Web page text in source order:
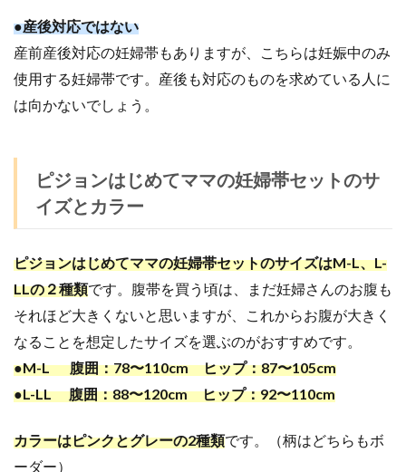
●産後対応ではない
産前産後対応の妊婦帯もありますが、こちらは妊娠中のみ
使用する妊婦帯です。産後も対応のものを求めている人に
は向かないでしょう。
ピジョンはじめてママの妊婦帯セットのサ
イズとカラー
ピジョンはじめてママの妊婦帯セットのサイズはM-L、L-
LLの２種類です。腹帯を買う頃は、まだ妊婦さんのお腹も
それほど大きくないと思いますが、これからお腹が大きく
なることを想定したサイズを選ぶのがおすすめです。
●M-L 腹囲：78〜110cm ヒップ：87〜105cm
●L-LL 腹囲：88〜120cm ヒップ：92〜110cm
カラーはピンクとグレーの2種類です。（柄はどちらもボ
ーダー）